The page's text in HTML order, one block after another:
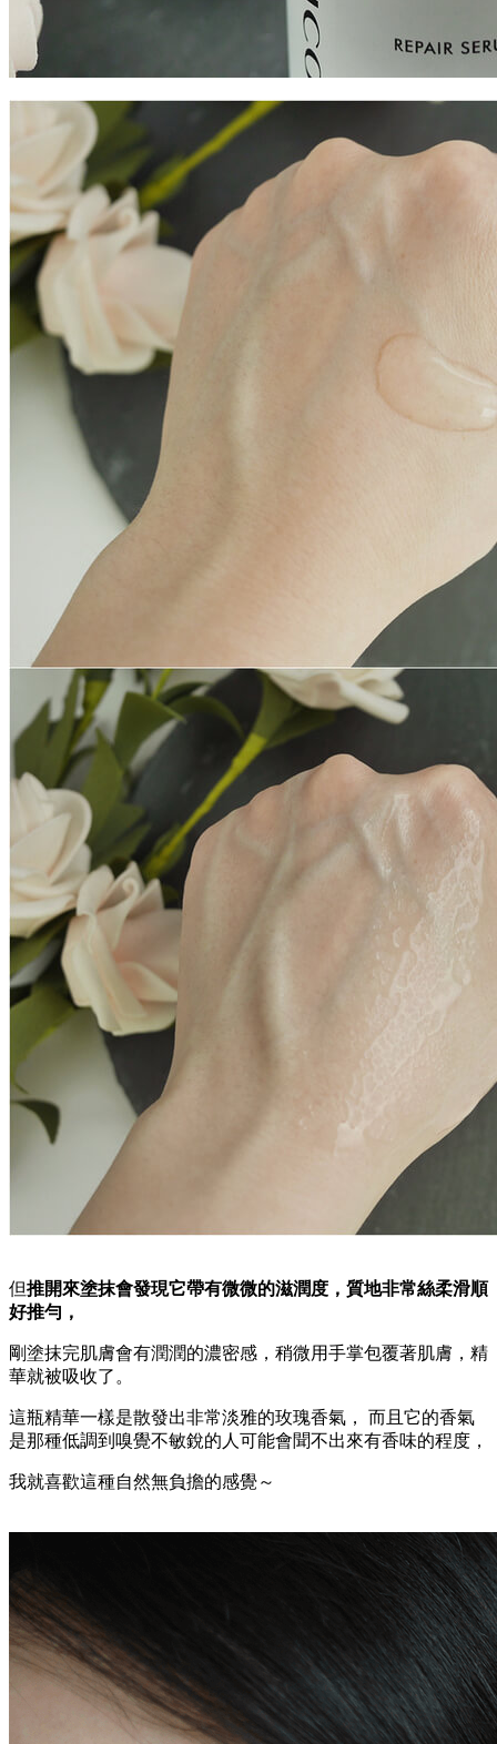
但推開來塗抹會發現它帶有微微的滋潤度，質地非常絲柔滑順
好推勻，
剛塗抹完肌膚會有潤潤的濃密感，稍微用手掌包覆著肌膚，精
華就被吸收了。
這瓶精華一樣是散發出非常淡雅的玫瑰香氣，
而且它的香氣
是那種低調到嗅覺不敏銳的人可能會聞不出來有香味的程度，
我就喜歡這種自然無負擔的感覺～